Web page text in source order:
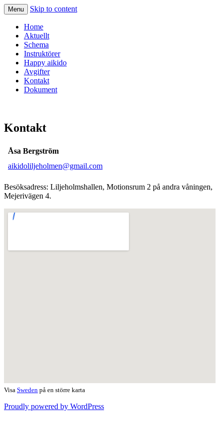
Menu Skip to content
Home
Aktuellt
Schema
Instruktörer
Happy aikido
Avgifter
Kontakt
Dokument
Kontakt
Åsa Bergström
aikidoliljeholmen@gmail.com
Besöksadress: Liljeholmshallen, Motionsrum 2 på andra våningen,
Mejerivägen 4.
Visa Sweden på en större karta
Proudly powered by WordPress